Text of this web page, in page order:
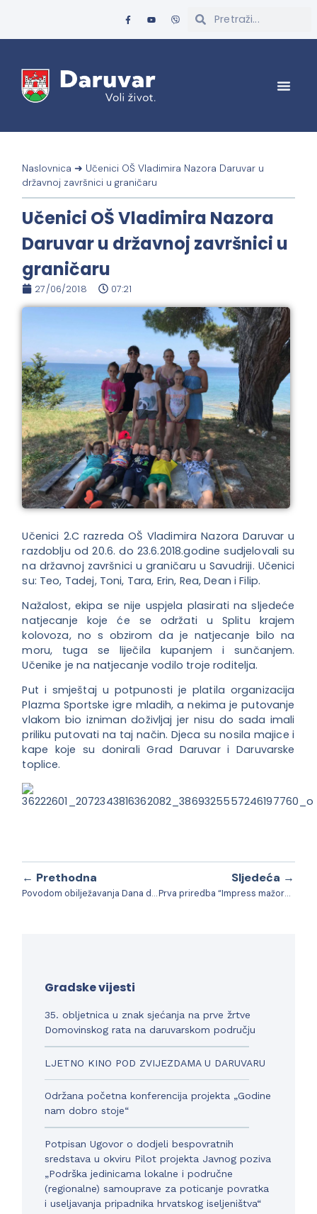
Naslovnica ➜ Učenici OŠ Vladimira Nazora Daruvar u
državnoj završnici u graničaru
Učenici OŠ Vladimira Nazora
Daruvar u državnoj završnici u
graničaru
27/06/2018 07:21
Učenici 2.C razreda OŠ Vladimira Nazora Daruvar u
razdoblju od 20.6. do 23.6.2018.godine sudjelovali su
na državnoj završnici u graničaru u Savudriji. Učenici
su: Teo, Tadej, Toni, Tara, Erin, Rea, Dean i Filip.
Nažalost, ekipa se nije uspjela plasirati na sljedeće
natjecanje koje će se održati u Splitu krajem
kolovoza, no s obzirom da je natjecanje bilo na
moru, tuga se liječila kupanjem i sunčanjem.
Učenike je na natjecanje vodilo troje roditelja.
Put i smještaj u potpunosti je platila organizacija
Plazma Sportske igre mladih, a nekima je putovanje
vlakom bio izniman doživljaj jer nisu do sada imali
priliku putovati na taj način. Djeca su nosila majice i
kape koje su donirali Grad Daruvar i Daruvarske
toplice.
← Prethodna
Povodom obilježavanja Dana državnosti odana počast poginulim i nestalim braniteljima
Sljedeća →
Prva priredba “Impress mažoretkinja “
Gradske vijesti
35. obljetnica u znak sjećanja na prve žrtve
Domovinskog rata na daruvarskom području
LJETNO KINO POD ZVIJEZDAMA U DARUVARU
Održana početna konferencija projekta „Godine
nam dobro stoje“
Potpisan Ugovor o dodjeli bespovratnih
sredstava u okviru Pilot projekta Javnog poziva
„Podrška jedinicama lokalne i područne
(regionalne) samouprave za poticanje povratka
i useljavanja pripadnika hrvatskog iseljeništva“